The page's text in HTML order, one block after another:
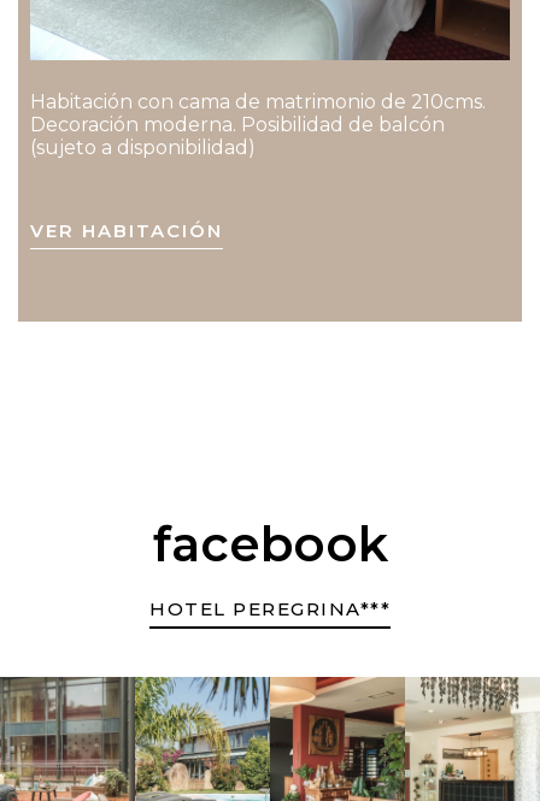
Habitación con cama de matrimonio de 210cms.
Decoración moderna. Posibilidad de balcón
(sujeto a disponibilidad)
VER HABITACIÓN
facebook
HOTEL PEREGRINA***